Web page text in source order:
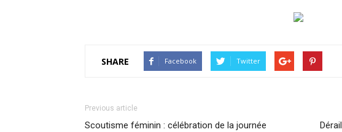
SHARE Facebook Twitter
Previous article
Scoutisme féminin : célébration de la journée